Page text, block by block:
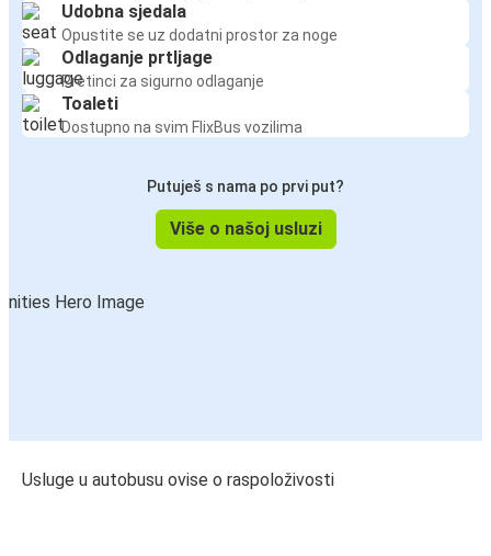
Udobna sjedala
Opustite se uz dodatni prostor za noge
Odlaganje prtljage
Pretinci za sigurno odlaganje
Toaleti
Dostupno na svim FlixBus vozilima
Putuješ s nama po prvi put?
Više o našoj usluzi
Usluge u autobusu ovise o raspoloživosti